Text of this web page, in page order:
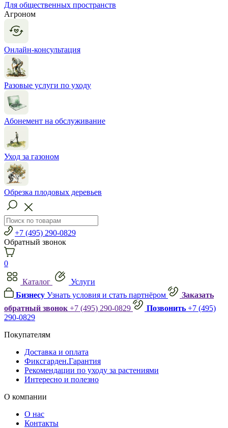
Для общественных пространств
Агроном
Онлайн-консультация
Разовые услуги по уходу
Абонемент на обслуживание
Уход за газоном
Обрезка плодовых деревьев
+7 (495) 290-0829
Обратный звонок
0
Каталог
Услуги
Бизнесу Узнать условия и стать партнёром
Заказать
обратный звонок +7 (495) 290-0829 Позвонить +7 (495)
290-0829
Покупателям
Доставка и оплата
Фиксгарден.Гарантия
Рекомендации по уходу за растениями
Интересно и полезно
О компании
О нас
Контакты